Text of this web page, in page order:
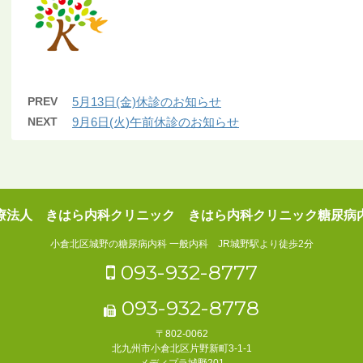
PREV 5月13日(金)休診のお知らせ
NEXT 9月6日(火)午前休診のお知らせ
法人 きはら内科クリニック きはら内科クリニック糖尿病
小倉北区城野の糖尿病内科 一般内科 JR城野駅より徒歩2分
093-932-8777
093-932-8778
〒802‐0062
北九州市小倉北区片野新町3-1-1